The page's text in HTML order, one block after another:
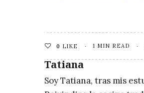
0 LIKE 1 MIN READ
Tatiana
Soy Tatiana, tras mis